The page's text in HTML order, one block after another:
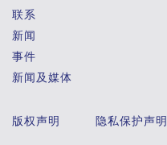
联系
新闻
事件
新闻及媒体
版权声明 隐私保护声明